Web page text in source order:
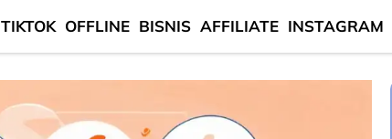
TIKTOK OFFLINE BISNIS AFFILIATE INSTAGRAM